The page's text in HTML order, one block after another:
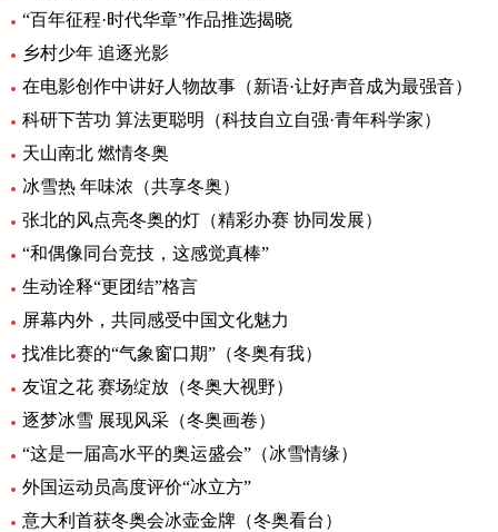
“百年征程·时代华章”作品推选揭晓
乡村少年 追逐光影
在电影创作中讲好人物故事（新语·让好声音成为最强音）
科研下苦功 算法更聪明（科技自立自强·青年科学家）
天山南北 燃情冬奥
冰雪热 年味浓（共享冬奥）
张北的风点亮冬奥的灯（精彩办赛 协同发展）
“和偶像同台竞技，这感觉真棒”
生动诠释“更团结”格言
屏幕内外，共同感受中国文化魅力
找准比赛的“气象窗口期”（冬奥有我）
友谊之花 赛场绽放（冬奥大视野）
逐梦冰雪 展现风采（冬奥画卷）
“这是一届高水平的奥运盛会”（冰雪情缘）
外国运动员高度评价“冰立方”
意大利首获冬奥会冰壶金牌（冬奥看台）